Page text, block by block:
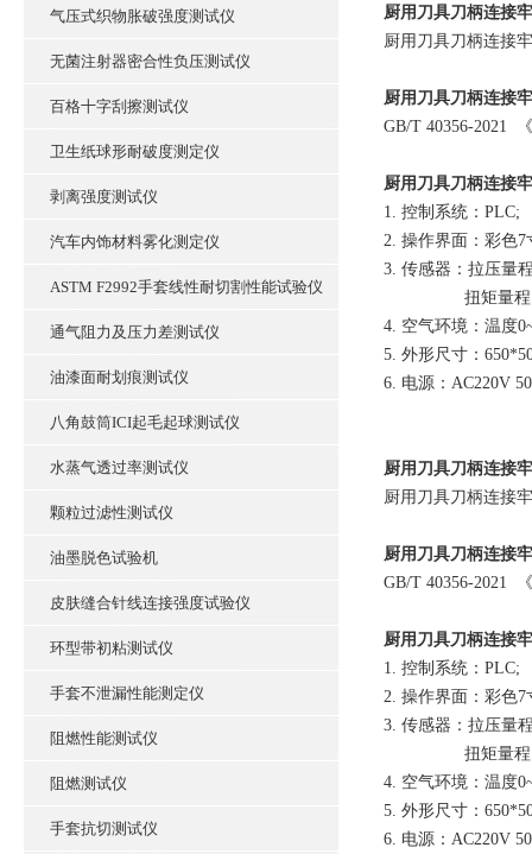
气压式织物胀破强度测试仪
无菌注射器密合性负压测试仪
百格十字刮擦测试仪
卫生纸球形耐破度测定仪
剥离强度测试仪
汽车内饰材料雾化测定仪
ASTM F2992手套线性耐切割性能试验仪
通气阻力及压力差测试仪
油漆面耐划痕测试仪
八角鼓筒ICI起毛起球测试仪
水蒸气透过率测试仪
颗粒过滤性测试仪
油墨脱色试验机
皮肤缝合针线连接强度试验仪
环型带初粘测试仪
手套不泄漏性能测定仪
阻燃性能测试仪
阻燃测试仪
手套抗切测试仪
厨用刀具刀柄连接
厨用刀具刀柄连接
厨用刀具刀柄连接
GB/T 40356-2021
厨用刀具刀柄连接
1. 控制系统：PLC;
2. 操作界面：彩色
3. 传感器：拉压量
扭矩量程：
4. 空气环境：温度
5. 外形尺寸：
6. 电源：AC220V
厨用刀具刀柄连接
厨用刀具刀柄连接
厨用刀具刀柄连接
GB/T 40356-2021
厨用刀具刀柄连接
1. 控制系统：PLC;
2. 操作界面：彩色
3. 传感器：拉压量
扭矩量程：
4. 空气环境：温度
5. 外形尺寸：
6. 电源：AC220V